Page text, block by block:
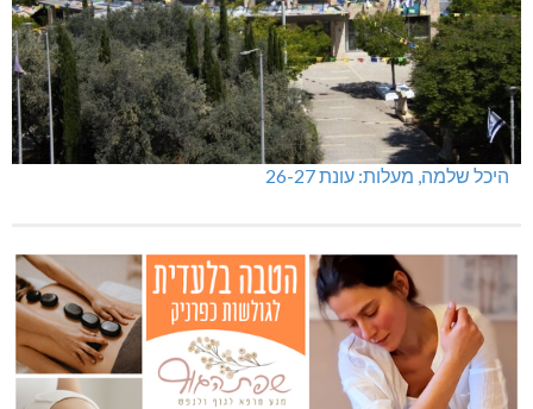
היכל שלמה, מעלות: עונת 26-27